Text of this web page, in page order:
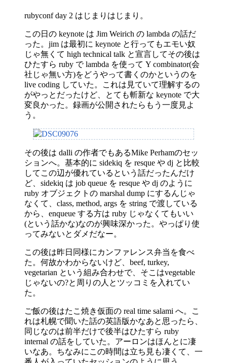
rubyconf day 2 はじまりはじまり。
この日の keynote は Jim Weirich の lambda の話だ
った。jim は最初に keynote と行ってもエモい奴
じゃ無くて high technical talk と宣言してその後は
ひたすら ruby で lambda を使って Y combinator(会
社じゃ無い方)をどうやって書くのかというのを
live coding していた。これは見ていて理解するの
がやっとだったけど、とても斬新な keynote で大
変良かった。録画が公開されたらもう一度見よ
う。
その後は dalli の作者でもあるMike Perhamのセッ
ションへ。基本的に sidekiq を resque や dj と比較
してこの辺が優れているという話だったんだけ
ど、sidekiq は job queue を resque や dj のように
ruby オブジェクトの marshal dump にするんじゃ
なくて、class, method, args を string で渡している
から、enqueue する方は ruby じゃなくてもいい
(という話かな)なのが興味深かった。やっぱり使
ってみないとダメだなー。
この後は昨日同様にカンファレンス弁当を食べ
た。何故かわからないけど、beef, turkey,
vegetarian という組み合わせで、そこはvegetable
じゃないの?と周りの人とツッコミを入れてい
た。
ご飯の後はたこ焼き仮面の real time salami へ。こ
れは札幌で聞いた話の英語版かなあと思ったら、
同じなのは前半だけで後半はひたすら ruby
internal の話をしていた。アーロンはほんとに凄
いなあ。ちなみにこの時間は立ち見も凄くて、一